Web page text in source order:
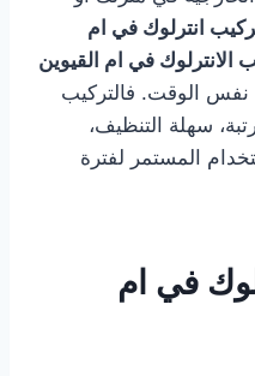
انترلوك في ام
الانترلوك في ام القيوين
نفس الوقت. فالتركيب
سهلة التنظيف،
المستمر لفترة
في ام